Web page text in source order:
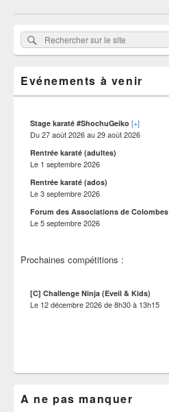
les
articles
Zone
principale
de
pour
Rechercher :
Rechercher
sur
site
Evénements à venir
Stage karaté #ShochuGeiko [+]
Du27 août 2026au29 août 2026
Rentrée karaté (adultes)
Le 1 septembre 2026
Rentrée karaté (ados)
Le3 septembre 2026
Forum des Associations de Colombes
Le5 septembre 2026
Prochaines compétitions :
[C] Challenge Ninja (Eveil & Kids)
Le 12 décembre 2026de8h30à 13h15
A ne pas manquer